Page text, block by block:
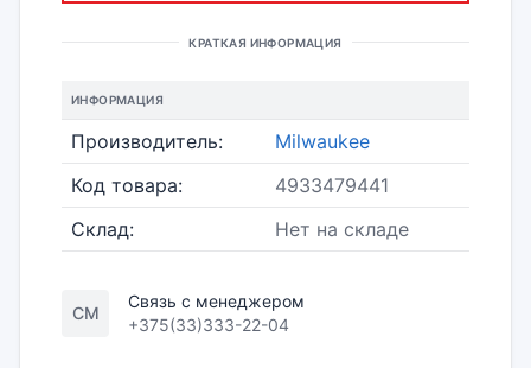
КРАТКАЯ ИНФОРМАЦИЯ
ИНФОРМАЦИЯ
Производитель:
Milwaukee
Код товара:
4933479441
Склад:
Нет на складе
СМ
Связь с менеджером
+375(33)333-22-04